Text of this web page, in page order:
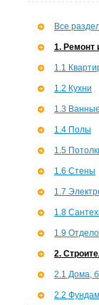
Все
1. Ремонт
1.1
1.2 Кухни
1.3
1.4 Полы
1.5
1.6 Стены
1.7
1.8
1.9
2.
2.1 Дома,
2.2